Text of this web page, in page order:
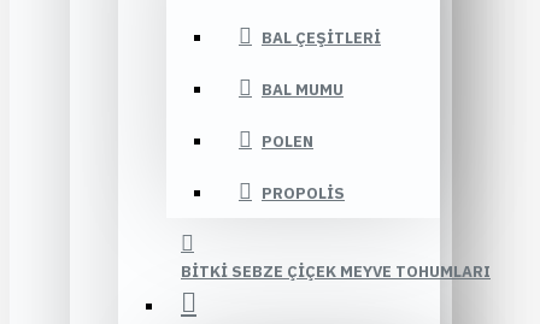
BAL ÇEŞITLERI
BAL MUMU
POLEN
PROPOLIS
BITKI SEBZE ÇIÇEK MEYVE TOHUMLARI